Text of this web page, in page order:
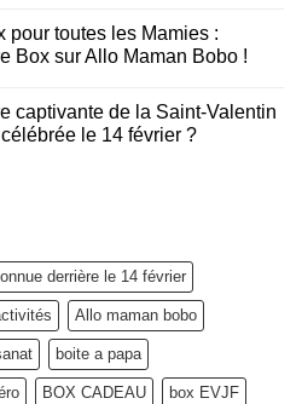
pour toutes les Mamies :
Box sur Allo Maman Bobo !
captivante de la Saint-Valentin
le 14 février ?
derrière le 14 février
Allo maman bobo
boite a papa
BOX CADEAU box EVJF